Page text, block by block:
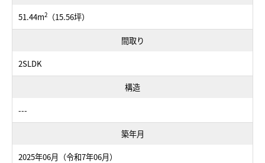
51.44m2 （15.56坪）
間取り
2SLDK
構造
---
築年月
2025年06月（令和7年06月）